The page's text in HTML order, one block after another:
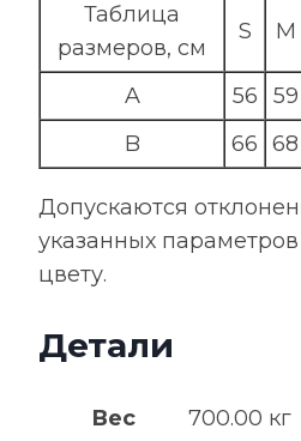
Таблица
размеров, см
S M
A 56 59
B
66 68
Допускаются
указанных
цвету.
Детали
Вес
700.00 кг